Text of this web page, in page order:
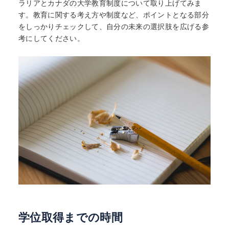
ラリアとカナダの大学教育制度について取り上げてみま
す。教育に関する考え方や制度など、ポイントとなる部分
をしっかりチェックして、自分の未来の選択肢を広げる参
考にしてください。
学位取得までの時間